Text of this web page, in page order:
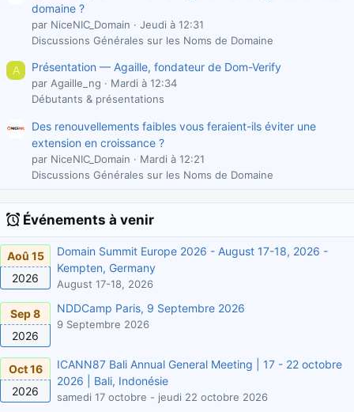
domaine ?
par NiceNIC_Domain
Jeudi à 12:31
Discussions Générales sur les Noms de Domaine
A Présentation — Agaille, fondateur de Dom-Verify
par Agaille_ng
Mardi à 12:34
Débutants & présentations
Des renouvellements faibles vous feraient-ils éviter une
extension en croissance ?
par NiceNIC_Domain
Mardi à 12:21
Discussions Générales sur les Noms de Domaine
Événements à venir
Aoû 15
2026
Domain Summit Europe 2026 - August 17-18, 2026 -
Kempten, Germany
August 17-18, 2026
Sep 8
2026
NDDCamp Paris, 9 Septembre 2026
9 Septembre 2026
Oct 16
2026
ICANN87 Bali Annual General Meeting | 17 - 22 octobre
2026 | Bali, Indonésie
samedi 17 octobre - jeudi 22 octobre 2026